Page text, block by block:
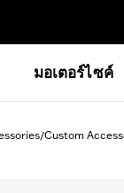
มอเตอร์ไซค์
/Custom